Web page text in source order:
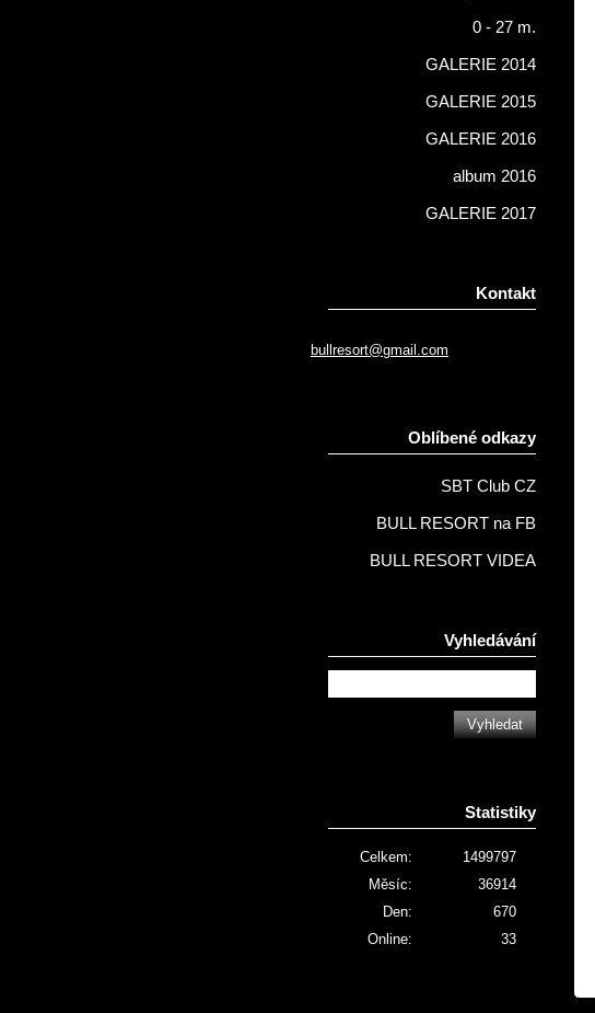
0 - 27 m.
GALERIE 2014
GALERIE 2015
GALERIE 2016
album 2016
GALERIE 2017
Kontakt
bullresort@gmail.com
Oblíbené odkazy
SBT Club CZ
BULL RESORT na FB
BULL RESORT VIDEA
Vyhledávání
Statistiky
Online: 33
Celkem:
1499797
Měsíc:
36914
Den:
670